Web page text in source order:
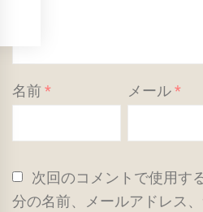
名前 * メール*
次回のコメントで使用す
分の名前、メールアドレス、